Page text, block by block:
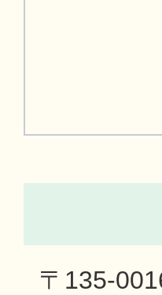
〒135-